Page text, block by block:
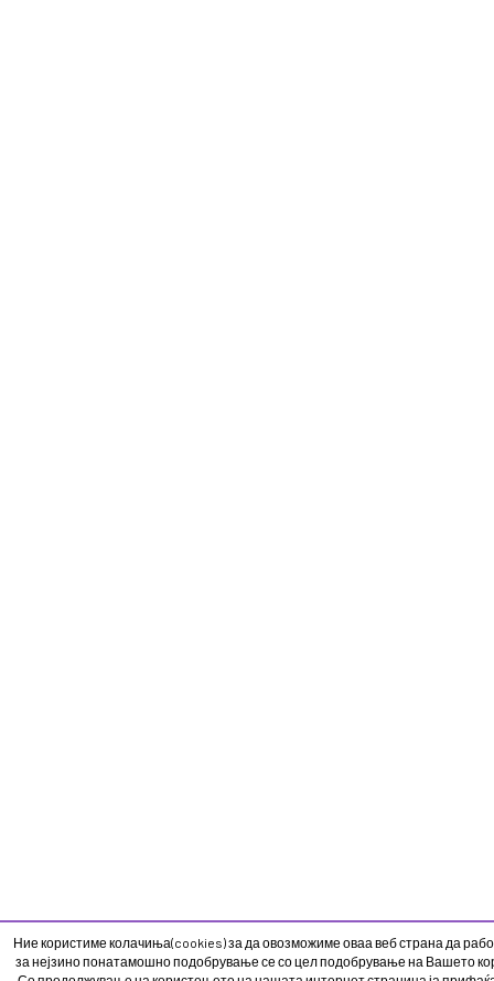
Ние користиме колачиња(cookies) за да овозможиме оваа веб страна да
за нејзино понатамошно подобрување се со цел подобрување на Вашето